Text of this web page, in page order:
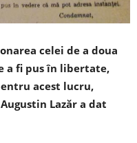
celei de a doua
a fi pus în libertate,
acest lucru,
Lazăr a dat